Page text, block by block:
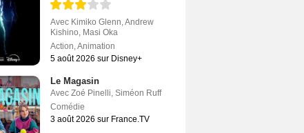
Avec Kimiko Glenn,Andrew
Kishino, Masi Oka
Action,Animation
5 août 2026 sur Disney+
Le Magasin
Avec Zoé Pinelli, Siméon Ruff
Comédie
3 août 2026 sur France.TV